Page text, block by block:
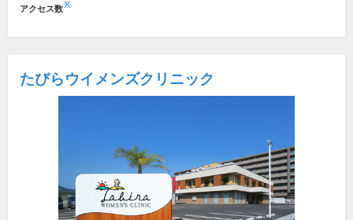
アクセス数※
たびらウイメンズクリニック